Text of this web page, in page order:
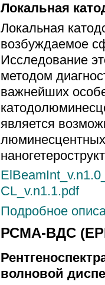
Локальная
Локальная
возбуждаемое
Исследование
методом
важнейших
является
CL_v.n1.1.pdf
Подробное
РСМА-ВДС
волновой